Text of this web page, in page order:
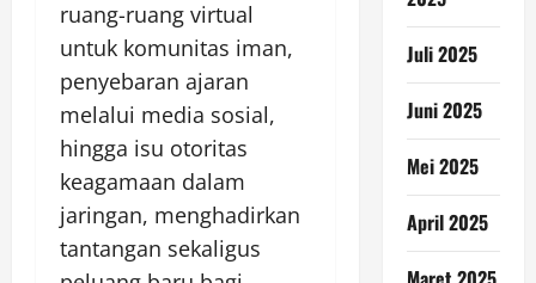
ruang-ruang virtual
untuk komunitas iman,
penyebaran ajaran
melalui media sosial,
hingga isu otoritas
keagamaan dalam
jaringan, menghadirkan
tantangan sekaligus
Juli 2025
Juni 2025
Mei 2025
April 2025